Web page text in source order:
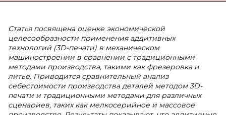
Статья посвящена оценке экономической
целесообразности применения аддитивных
технологий (3D-печати) в механическом
машиностроении в сравнении с традиционными
методами производства, такими как фрезеровка и
литьё. Приводится сравнительный анализ
себестоимости производства деталей методом 3D-
печати и традиционными методами для различных
сценариев, таких как мелкосерийное и массовое